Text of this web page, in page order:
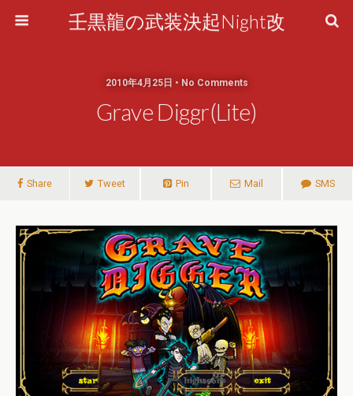
壬黒龍の武装決起Night改
2010年4月25日 • No Comments
Grave Diggr(Lite)
Share Tweet Pin Mail SMS